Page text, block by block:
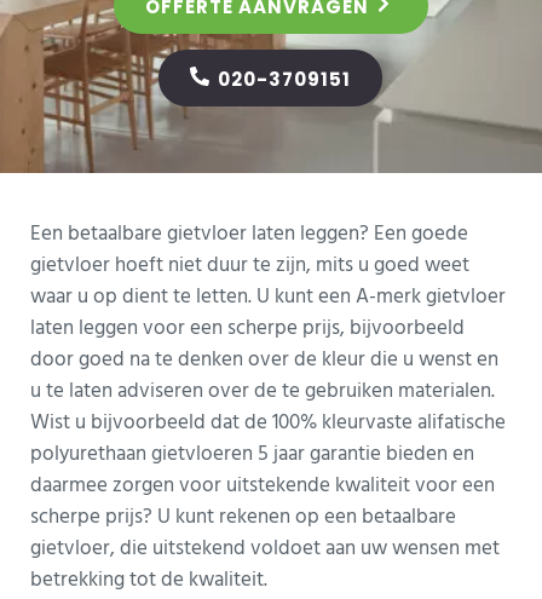
OFFERTE AANVRAGEN
020-3709151
Een betaalbare gietvloer laten leggen? Een goede
gietvloer hoeft niet duur te zijn, mits u goed weet
waar u op dient te letten. U kunt een A-merk gietvloer
laten leggen voor een scherpe prijs, bijvoorbeeld
door goed na te denken over de kleur die u wenst en
u te laten adviseren over de te gebruiken materialen.
Wist u bijvoorbeeld dat de 100% kleurvaste alifatische
polyurethaan gietvloeren 5 jaar garantie bieden en
daarmee zorgen voor uitstekende kwaliteit voor een
scherpe prijs? U kunt rekenen op een betaalbare
gietvloer, die uitstekend voldoet aan uw wensen met
betrekking tot de kwaliteit.